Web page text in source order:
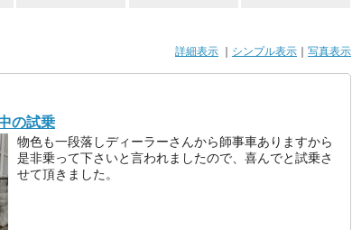
詳細表示 シンプル表示 写真表示
の試乗
物色も一段落しディーラーさんから師事車ありますから
是非乗って下さいと言われましたので、喜んでと試乗さ
せて頂きました。